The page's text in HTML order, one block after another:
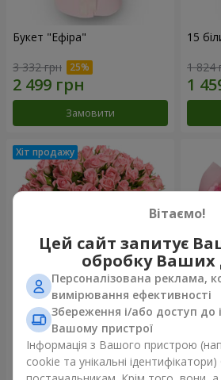
Букет "Ефіра"
3 332 грн
Замовити
15
1 824
Квіти в коробці "Рожевий
оазис"
2 874 грн
Букет
Royale"
1 749
Вітаємо!
Цей сайт запитує
обробку Ваших
Персоналізована реклама,
вимірювання ефективності
Збереження і/або доступ до
Вашому пристрої
Інформація з Вашого пристрою
cookie та унікальні